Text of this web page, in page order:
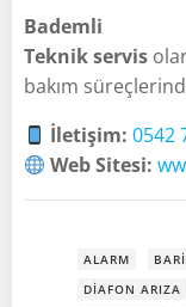
Bademli
Teknik servis
bakım
İletişim: 0542
Web Sitesi:
ALARM
DIAFON ARIZA